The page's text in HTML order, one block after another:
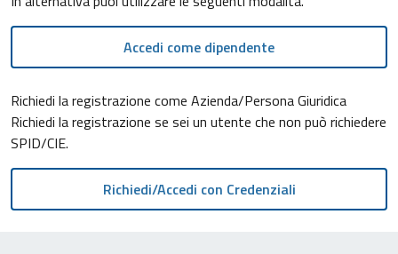
Accedi come dipendente
Richiedi la registrazione come Azienda/Persona Giuridica
Richiedi la registrazione se sei un utente che non può richiedere
SPID/CIE.